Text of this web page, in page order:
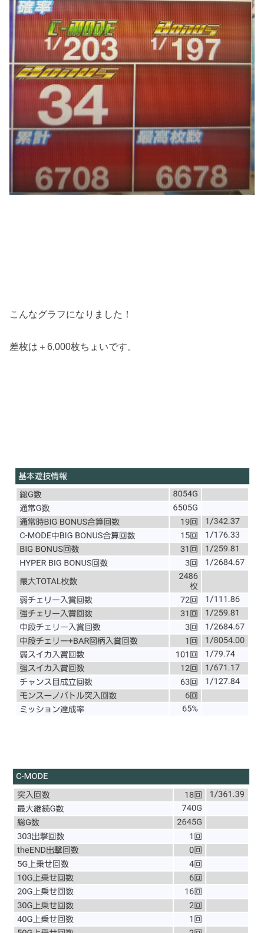
こんなグラフになりました！
差枚は＋6,000枚ちょいです。